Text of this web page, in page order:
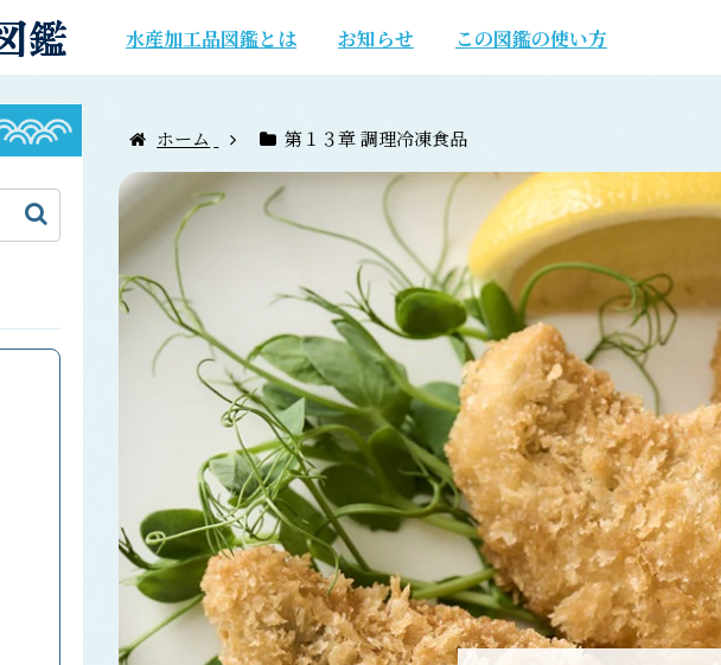
水産加工品図鑑とは お知らせ この図鑑の使い方
ホーム 第１３章 調理冷凍食品